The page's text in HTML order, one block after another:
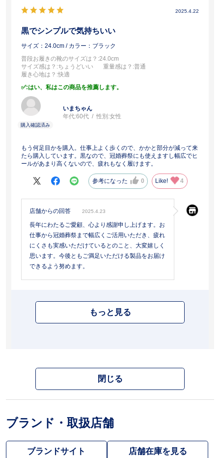
2025.4.22
黒でシンプルで気持ちいい
サイズ：24.0cm / カラー：ブラック
普段お履きの靴のサイズは？ :24.0cm
サイズ感は？ :ちょうどいい 重量感は？ :普通
履き心地は？ :快適
:はい、私はこの商品を推薦します。
いまちゃん
年代:60代 性別:女性
もう何足目かを購入。仕事上よく歩くので、かかと部分が減って来
たら購入しています。黒なので、冠婚葬祭にも使えますし幅広でヒ
ールがあまり高くないので、疲れもなく履けます。
参考になった 0 Like! 4
店舗からの回答 2025.4.23
長年にわたるご愛顧、心より感謝申し上げます。お
仕事から冠婚葬祭まで幅広くご活用いただき、疲れ
にくさも実感いただけているとのこと、大変嬉しく
思います。今後ともご満足いただける製品をお届け
できるよう努めます。
もっと見る
閉じる
ブランド・取扱店舗
ブランドサイト